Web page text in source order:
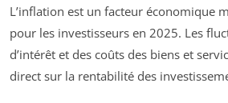
L’inflation est un facteur économique
pour les investisseurs en 2025. Les
d’intérêt et des coûts des biens et
direct sur la rentabilité des